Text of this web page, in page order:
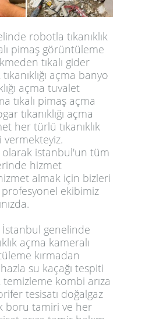
robotla tıkanıklık
pimaş görüntüleme
tıkalı gider
açma banyo
açma tuvalet
tıkalı pimaş açma
tıkanıklığı açma
her türlü tıkanıklık
olarak istanbul'un tüm
hizmet
almak için bizleri
profesyonel ekibimiz
İstanbul genelinde
açma kameralı
kırmadan
su kaçağı tespiti
kombi arıza
tesisatı doğalgaz
boru tamiri ve her